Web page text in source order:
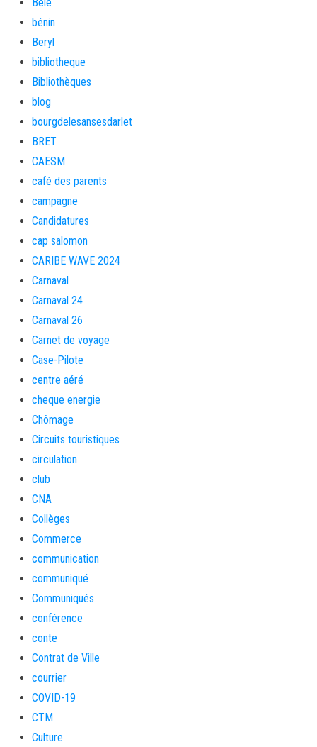
bénin
Beryl
bibliotheque
Bibliothèques
blog
bourgdelesansesdarlet
BRET
CAESM
café des parents
campagne
Candidatures
cap salomon
CARIBE WAVE 2024
Carnaval
Carnaval 24
Carnaval 26
Carnet de voyage
Case-Pilote
centre aéré
cheque energie
Chômage
Circuits touristiques
circulation
club
CNA
Collèges
Commerce
communication
communiqué
Communiqués
conférence
conte
Contrat de Ville
courrier
COVID-19
CTM
Culture